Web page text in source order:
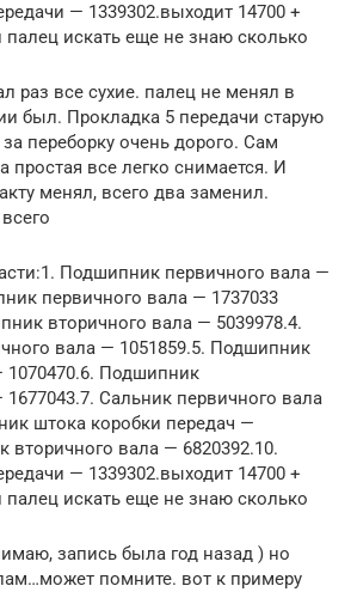
— 1339302.выходит 14700 +
палец искать еще не знаю сколько
раз все сухие. палец не менял в
был. Прокладка 5 передачи старую
переборку очень дорого. Сам
простая все легко снимается. И
менял, всего два заменил.
Подшипник первичного вала —
первичного вала — 1737033
вторичного вала — 5039978.4.
вала — 1051859.5. Подшипник
Подшипник
Сальник первичного вала
штока коробки передач —
вторичного вала — 6820392.10.
— 1339302.выходит 14700 +
палец искать еще не знаю сколько
запись была год назад ) но
помните. вот к примеру